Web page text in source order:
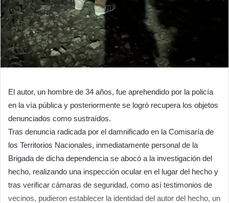
El autor, un hombre de 34 años, fue aprehendido por la policía
en la vía pública y posteriormente se logró recupera los objetos
denunciados como sustraídos.
Tras denuncia radicada por el damnificado en la Comisaría de
los Territorios Nacionales, inmediatamente personal de la
Brigada de dicha dependencia se abocó a la investigación del
hecho, realizando una inspección ocular en el lugar del hecho y
tras verificar cámaras de seguridad, como así testimonios de
vecinos, pudieron establecer la identidad del autor del hecho, un